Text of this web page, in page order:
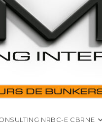
NRBC-E CBRNE